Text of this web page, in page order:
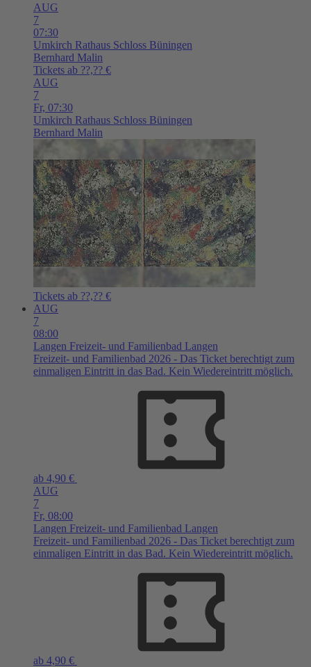
AUG
7
07:30
Umkirch Rathaus Schloss Büningen
Bernhard Malin
Tickets ab ??,?? €
AUG
7
Fr, 07:30
Umkirch Rathaus Schloss Büningen
Bernhard Malin
Tickets ab ??,?? €
AUG
7
08:00
Langen Freizeit- und Familienbad Langen
Freizeit- und Familienbad 2026 - Das Ticket berechtigt zum
einmaligen Eintritt in das Bad. Kein Wiedereintritt möglich.
ab 4,90 €
AUG
7
Fr, 08:00
Langen Freizeit- und Familienbad Langen
Freizeit- und Familienbad 2026 - Das Ticket berechtigt zum
einmaligen Eintritt in das Bad. Kein Wiedereintritt möglich.
ab 4,90 €